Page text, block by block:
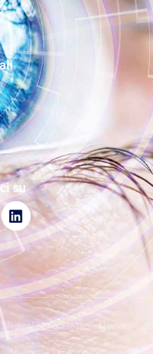
su
All right reserved | p.iva: